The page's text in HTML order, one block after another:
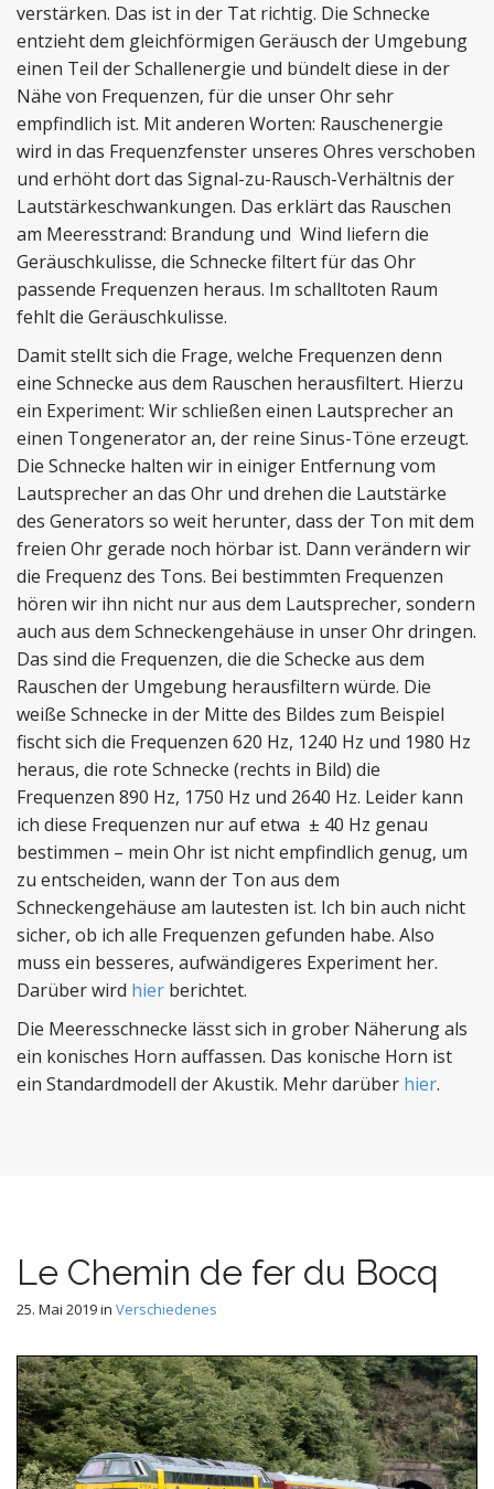
verstärken. Das ist in der Tat richtig. Die Schnecke
entzieht dem gleichförmigen Geräusch der Umgebung
einen Teil der Schallenergie und bündelt diese in der
Nähe von Frequenzen, für die unser Ohr sehr
empfindlich ist. Mit anderen Worten: Rauschenergie
wird in das Frequenzfenster unseres Ohres verschoben
und erhöht dort das Signal-zu-Rausch-Verhältnis der
Lautstärkeschwankungen. Das erklärt das Rauschen
am Meeresstrand: Brandung und Wind liefern die
Geräuschkulisse, die Schnecke filtert für das Ohr
passende Frequenzen heraus. Im schalltoten Raum
fehlt die Geräuschkulisse.
Damit stellt sich die Frage, welche Frequenzen denn
eine Schnecke aus dem Rauschen herausfiltert. Hierzu
ein Experiment: Wir schließen einen Lautsprecher an
einen Tongenerator an, der reine Sinus-Töne erzeugt.
Die Schnecke halten wir in einiger Entfernung vom
Lautsprecher an das Ohr und drehen die Lautstärke
des Generators so weit herunter, dass der Ton mit dem
freien Ohr gerade noch hörbar ist. Dann verändern wir
die Frequenz des Tons. Bei bestimmten Frequenzen
hören wir ihn nicht nur aus dem Lautsprecher, sondern
auch aus dem Schneckengehäuse in unser Ohr dringen.
Das sind die Frequenzen, die die Schecke aus dem
Rauschen der Umgebung herausfiltern würde. Die
weiße Schnecke in der Mitte des Bildes zum Beispiel
fischt sich die Frequenzen 620 Hz, 1240 Hz und 1980 Hz
heraus, die rote Schnecke (rechts in Bild) die
Frequenzen 890 Hz, 1750 Hz und 2640 Hz. Leider kann
ich diese Frequenzen nur auf etwa ± 40 Hz genau
bestimmen – mein Ohr ist nicht empfindlich genug, um
zu entscheiden, wann der Ton aus dem
Schneckengehäuse am lautesten ist. Ich bin auch nicht
sicher, ob ich alle Frequenzen gefunden habe. Also
muss ein besseres, aufwändigeres Experiment her.
Darüber wird hier berichtet.
Die Meeresschnecke lässt sich in grober Näherung als
ein konisches Horn auffassen. Das konische Horn ist
ein Standardmodell der Akustik. Mehr darüber hier.
Le Chemin de fer du Bocq
25. Mai 2019in Verschiedenes